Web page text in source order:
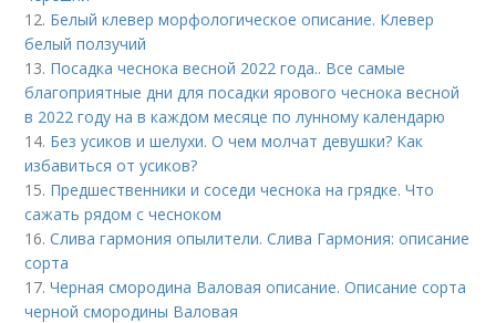
12. Белый клевер морфологическое описание. Клевер
белый ползучий
13. Посадка чеснока весной 2022 года.. Все самые
благоприятные дни для посадки ярового чеснока весной
в 2022 году на в каждом месяце по лунному календарю
14. Без усиков и шелухи. О чем молчат девушки? Как
избавиться от усиков?
15. Предшественники и соседи чеснока на грядке. Что
сажать рядом с чесноком
16.Слива гармония опылители. Слива Гармония: описание
сорта
17.Черная смородина Валовая описание. Описание сорта
черной смородины Валовая